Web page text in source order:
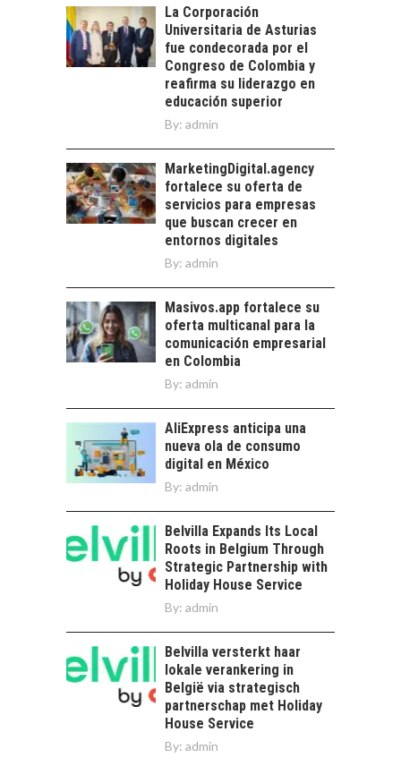
pymes en Chile:
alternativas que
trascienden el
crédito…
EL CRECIMIENTO DE
LOS SERVICIOS
DIGITALES
EXPORTADOS DESDE
CHILE
El auge de las
exportaciones de
servicios digitales en
Chile:…
TURISMO EN EL
DESIERTO DE
ATACAMA:
OPORTUNIDADES
PARA EL
DESARROLLO LOCAL
Atacama: Motor
Estratégico para el
Desarrollo Turístico…
La Corporación
Universitaria de Asturias
fue condecorada por el
Congreso de Colombia y
reafirma su liderazgo en
educación superior
By: admin
MarketingDigital.agency
fortalece su oferta de
servicios para empresas
que buscan crecer en
entornos digitales
By: admin
Masivos.app fortalece su
oferta multicanal para la
comunicación empresarial
en Colombia
By: admin
AliExpress anticipa una
nueva ola de consumo
digital en México
By: admin
Belvilla Expands Its Local
Roots in Belgium Through
Strategic Partnership with
Holiday House Service
By: admin
Belvilla versterkt haar
lokale verankering in
België via strategisch
partnerschap met Holiday
House Service
By: admin